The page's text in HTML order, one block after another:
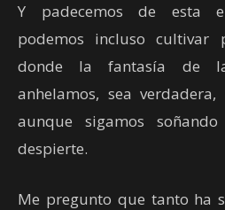
Y padecemos de esta
podemos incluso cultivar
donde la fantasía de
anhelamos, sea
aunque sigamos
despierte.
Me pregunto que tanto ha